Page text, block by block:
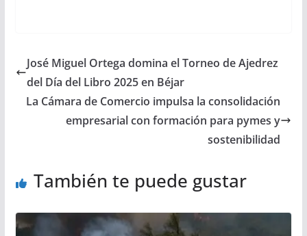
José Miguel Ortega domina el Torneo de Ajedrez
del Día del Libro 2025 en Béjar
La Cámara de Comercio impulsa la consolidación
empresarial con formación para pymes y
sostenibilidad
También te puede gustar